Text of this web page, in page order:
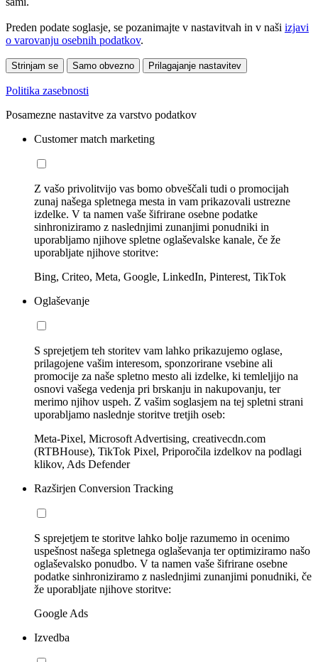
Preden podate soglasje, se pozanimajte v nastavitvah in v naši izjavi
o varovanju osebnih podatkov.
Strinjam se Samo obvezno Prilagajanje nastavitev
Politika zasebnosti
Posamezne nastavitve za varstvo podatkov
Customer match marketing
Z vašo privolitvijo vas bomo obveščali tudi o promocijah
zunaj našega spletnega mesta in vam prikazovali ustrezne
izdelke. V ta namen vaše šifrirane osebne podatke
sinhroniziramo z naslednjimi zunanjimi ponudniki in
uporabljamo njihove spletne oglaševalske kanale, če že
uporabljate njihove storitve:
Bing, Criteo, Meta, Google, LinkedIn, Pinterest, TikTok
Oglaševanje
S sprejetjem teh storitev vam lahko prikazujemo oglase,
prilagojene vašim interesom, sponzorirane vsebine ali
promocije za naše spletno mesto ali izdelke, ki temleljijo na
osnovi vašega vedenja pri brskanju in nakupovanju, ter
merimo njihov uspeh. Z vašim soglasjem na tej spletni strani
uporabljamo naslednje storitve tretjih oseb:
Meta-Pixel, Microsoft Advertising, creativecdn.com
(RTBHouse), TikTok Pixel, Priporočila izdelkov na podlagi
klikov, Ads Defender
Razširjen Conversion Tracking
S sprejetjem te storitve lahko bolje razumemo in ocenimo
uspešnost našega spletnega oglaševanja ter optimiziramo našo
oglaševalsko ponudbo. V ta namen vaše šifrirane osebne
podatke sinhroniziramo z naslednjimi zunanjimi ponudniki, če
že uporabljate njihove storitve:
Google Ads
Izvedba